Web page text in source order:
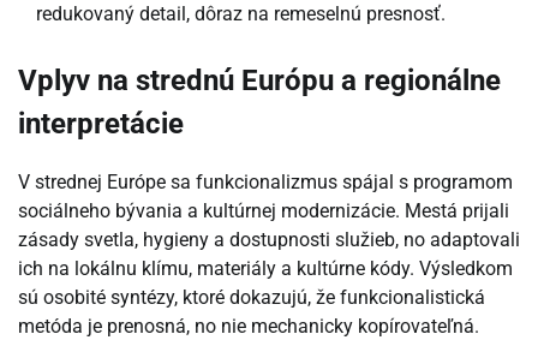
redukovaný detail, dôraz na remeselnú presnosť.
Vplyv na strednú Európu a regionálne
interpretácie
V strednej Európe sa funkcionalizmus spájal s programom
sociálneho bývania a kultúrnej modernizácie. Mestá prijali
zásady svetla, hygieny a dostupnosti služieb, no adaptovali
ich na lokálnu klímu, materiály a kultúrne kódy. Výsledkom
sú osobité syntézy, ktoré dokazujú, že funkcionalistická
metóda je prenosná, no nie mechanicky kopírovateľná.